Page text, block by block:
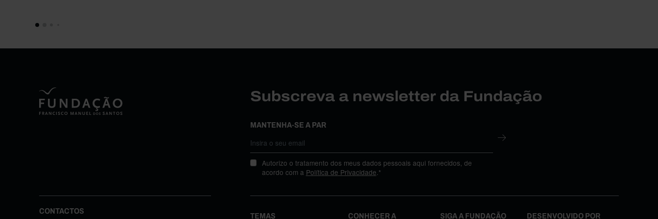
Subscreva a newsletter da Fundação
MANTENHA-SE A PAR
Autorizo o tratamento dos meus dados pessoais aqui fornecidos, de
acordo com a Política de Privacidade .*
CONTACTOS
TEMAS CONHECER A SIGA A FUNDAÇÃO DESENVOLVIDO POR